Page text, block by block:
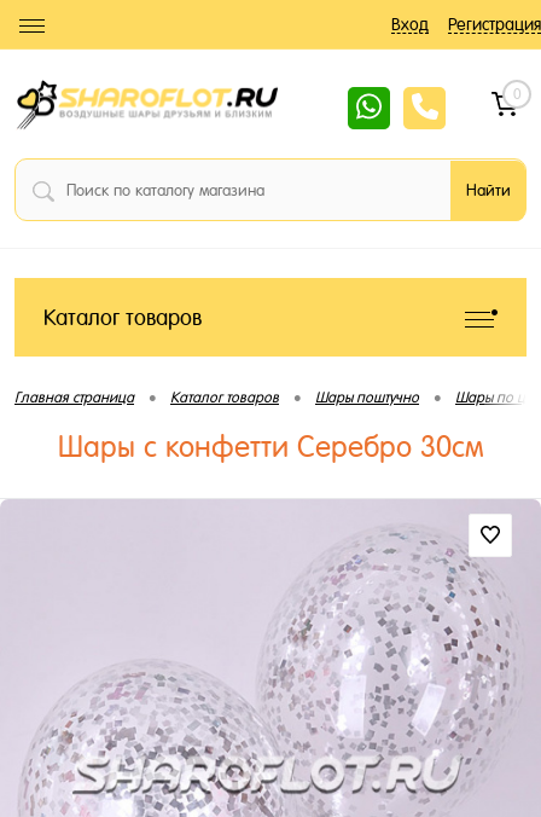
Вход Регистрация
0
Каталог товаров
Главная страница • Каталог товаров • Шары поштучно • Шары по
Шары с конфетти Серебро 30см